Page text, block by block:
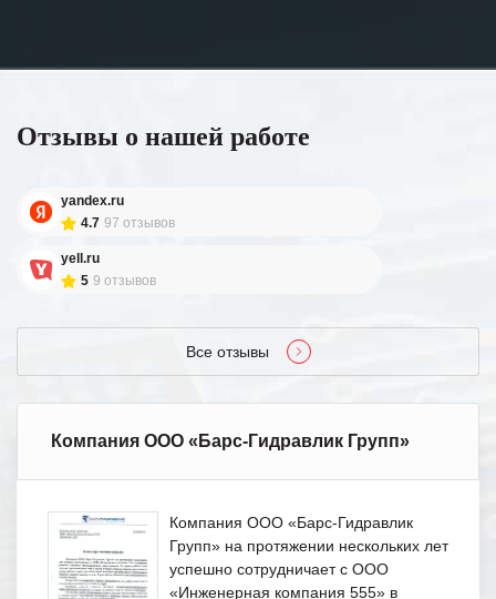
Отзывы о нашей работе
yandex.ru
4.7 97 отзывов
yell.ru
5 9 отзывов
Все отзывы
Компания ООО «Барс-Гидравлик Групп»
Компания ООО «Барс-Гидравлик
Групп» на протяжении нескольких лет
успешно сотрудничает с ООО
«Инженерная компания 555» в